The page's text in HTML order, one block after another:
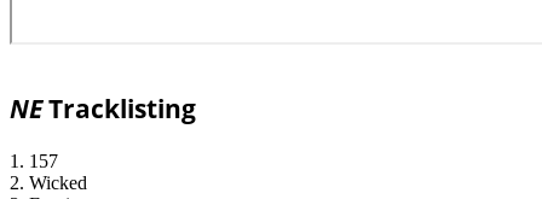
NETracklisting
1. 157
2. Wicked